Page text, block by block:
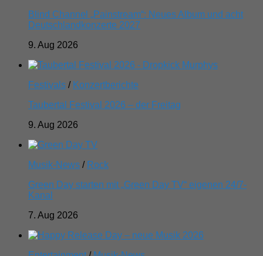
Blind Channel „Painstream“: Neues Album und acht
Deutschlandkonzerte 2027
9. Aug 2026
Festivals / Konzertberichte
Taubertal Festival 2026 – der Freitag
9. Aug 2026
Musik-News / Rock
Green Day starten mit „Green Day TV“ eigenen 24/7-
Kanal
7. Aug 2026